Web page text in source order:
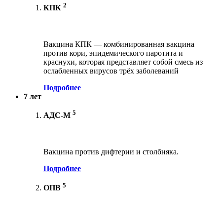
КПК 2
Вакцина КПК — комбинированная вакцина
против кори, эпидемического паротита и
краснухи, которая представляет собой смесь из
ослабленных вирусов трёх заболеваний
Подробнее
7 лет
АДС-М 5
Вакцина против дифтерии и столбняка.
Подробнее
ОПВ 5